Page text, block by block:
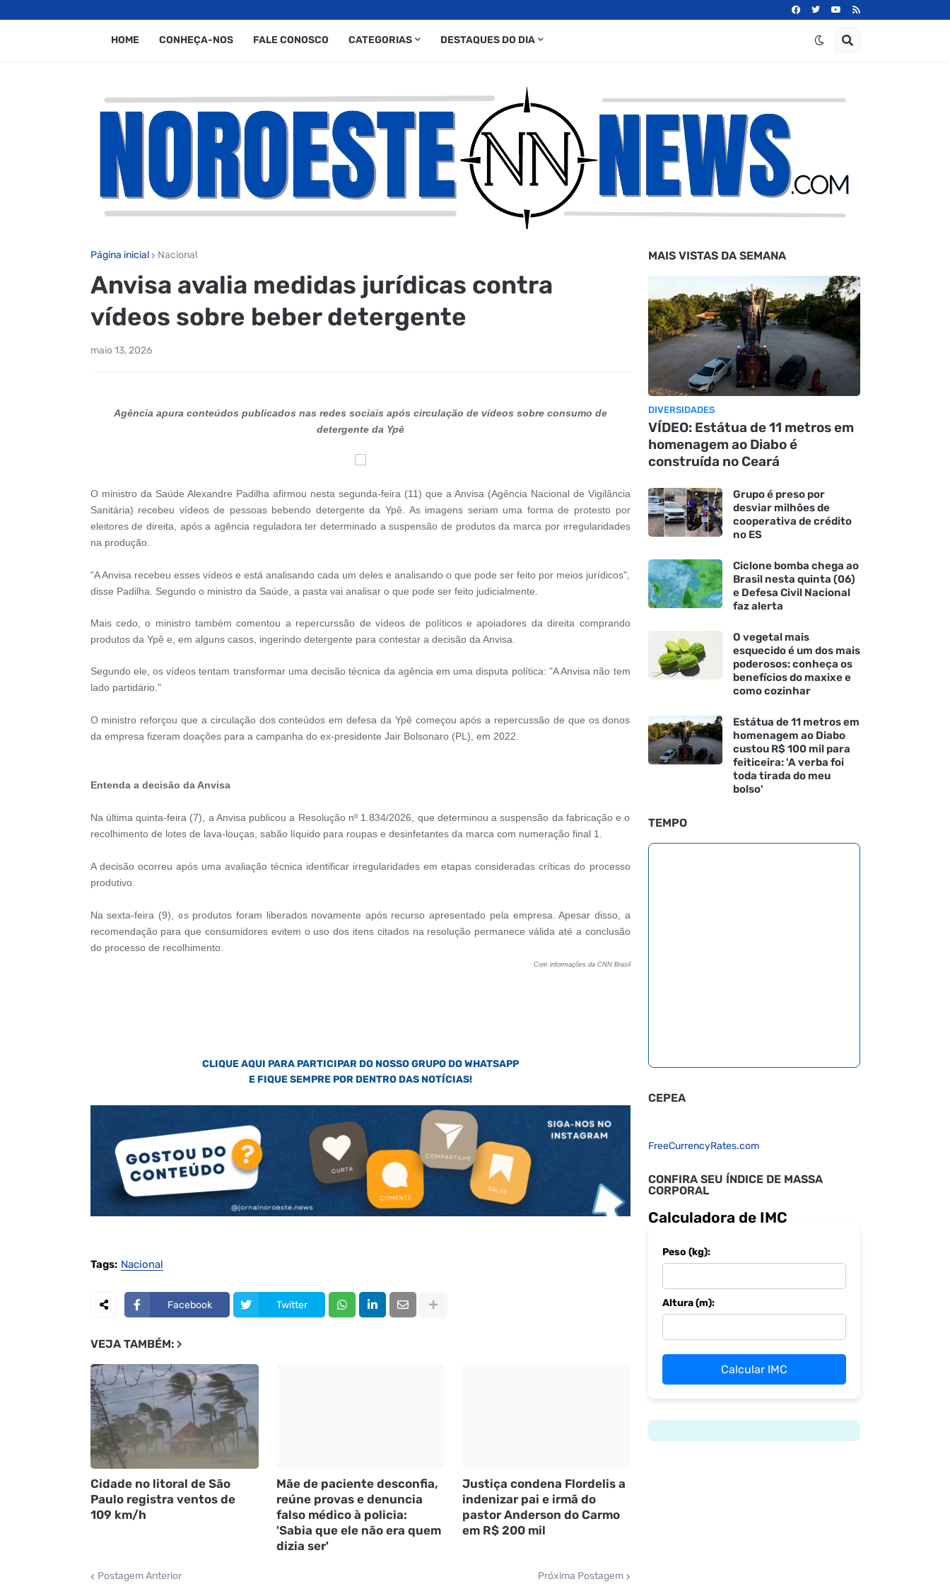
HOME CONHEÇA-NOS FALE CONOSCO CATEGORIAS DESTAQUES DO DIA
Página inicial Nacional
Anvisa avalia medidas jurídicas contra
vídeos sobre beber detergente
maio 13, 2026
Agência apura conteúdos publicados nas redes sociais após circulação de vídeos sobre consumo de
detergente da Ypê
O ministro da Saúde Alexandre Padilha afirmou nesta segunda-feira (11) que a Anvisa (Agência Nacional de Vigilância
Sanitária) recebeu vídeos de pessoas bebendo detergente da Ypê. As imagens seriam uma forma de protesto por
eleitores de direita, após a agência reguladora ter determinado a suspensão de produtos da marca por irregularidades
na produção.
"A Anvisa recebeu esses vídeos e está analisando cada um deles e analisando o que pode ser feito por meios jurídicos",
disse Padilha. Segundo o ministro da Saúde, a pasta vai analisar o que pode ser feito judicialmente.
Mais cedo, o ministro também comentou a repercurssão de vídeos de políticos e apoiadores da direita comprando
produtos da Ypê e, em alguns casos, ingerindo detergente para contestar a decisão da Anvisa.
Segundo ele, os vídeos tentam transformar uma decisão técnica da agência em uma disputa política: "A Anvisa não tem
lado partidário."
O ministro reforçou que a circulação dos conteúdos em defesa da Ypê começou após a repercussão de que os donos
da empresa fizeram doações para a campanha do ex-presidente Jair Bolsonaro (PL), em 2022.
Entenda a decisão da Anvisa
Na última quinta-feira (7), a Anvisa publicou a Resolução nº 1.834/2026, que determinou a suspensão da fabricação e o
recolhimento de lotes de lava-louças, sabão líquido para roupas e desinfetantes da marca com numeração final 1.
A decisão ocorreu após uma avaliação técnica identificar irregularidades em etapas consideradas críticas do processo
produtivo.
Na sexta-feira (9), os produtos foram liberados novamente após recurso apresentado pela empresa. Apesar disso, a
recomendação para que consumidores evitem o uso dos itens citados na resolução permanece válida até a conclusão
do processo de recolhimento.
Com informações da CNN Brasil
CLIQUE AQUI PARA PARTICIPAR DO NOSSO GRUPO DO WHATSAPP
E FIQUE SEMPRE POR DENTRO DAS NOTÍCIAS!
Tags: Nacional
Facebook Twitter
VEJA TAMBÉM:
Cidade no litoral de São
Paulo registra ventos de
109 km/h
Mãe de paciente desconfia,
reúne provas e denuncia
falso médico à policia:
'Sabia que ele não era quem
dizia ser'
Justiça condena Flordelis a
indenizar pai e irmã do
pastor Anderson do Carmo
em R$ 200 mil
Postagem Anterior Próxima Postagem
MAIS VISTAS DA SEMANA
DIVERSIDADES
VÍDEO: Estátua de 11 metros em
homenagem ao Diabo é
construída no Ceará
Grupo é preso por
desviar milhões de
cooperativa de crédito
no ES
Ciclone bomba chega ao
Brasil nesta quinta (06)
e Defesa Civil Nacional
faz alerta
O vegetal mais
esquecido é um dos mais
poderosos: conheça os
benefícios do maxixe e
como cozinhar
Estátua de 11 metros em
homenagem ao Diabo
custou R$ 100 mil para
feiticeira: 'A verba foi
toda tirada do meu
bolso'
TEMPO
CEPEA
FreeCurrencyRates.com
CONFIRA SEU ÍNDICE DE MASSA
CORPORAL
Calculadora de IMC
Peso (kg):
Altura (m):
Calcular IMC